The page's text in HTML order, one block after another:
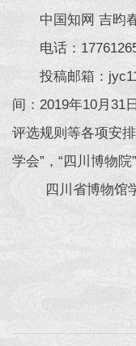
中国知网 吉昀
电话：
投稿邮箱：
间：2019年10月31
评选规则等各项安
学会”，“四川博物院
四川省博物馆